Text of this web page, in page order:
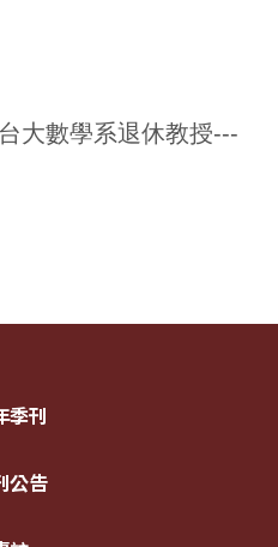
大數學系退休教授---
季刊
公告